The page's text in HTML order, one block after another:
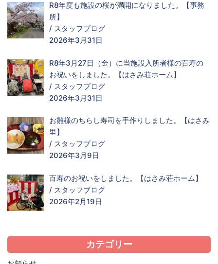
R8年度も施設の桜が満開になりました。【事務
所】
/ スタッフブログ
2026年3月31日
R8年3月27日（金）に当施設入所者様の百寿の
お祝いをしました。【はさみ荘ホーム】
/ スタッフブログ
2026年3月31日
お雛様のちらし寿司を手作りしました。【はさみ
里】
/ スタッフブログ
2026年3月9日
百寿のお祝いをしました。【はさみ荘ホーム】
/ スタッフブログ
2026年2月19日
カテゴリー